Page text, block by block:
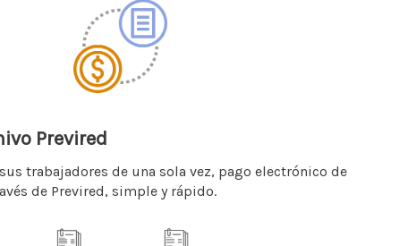
Previred
trabajadores de una sola vez, pago electrónico de
de Previred, simple y rápido.